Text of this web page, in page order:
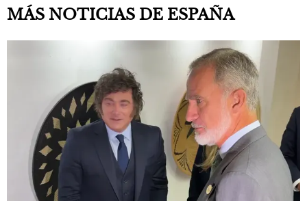
MÁS NOTICIAS DE ESPAÑA